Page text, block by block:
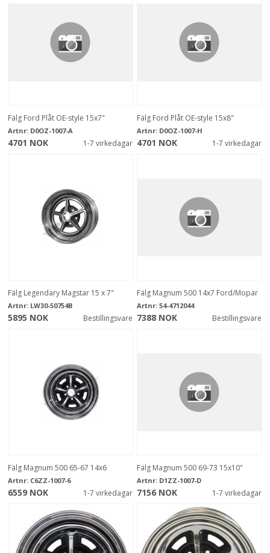
Fälg Ford Plåt OE-style 15x7"
Artnr: D0OZ-1007-A
4701 NOK 1-7 virkedagar
Fälg Ford Plåt OE-style 15x8"
Artnr: D0OZ-1007-H
4701 NOK 1-7 virkedagar
Fälg Legendary Magstar 15 x 7"
Artnr: LW30-50754B
5895 NOK Bestillingsvare
Fälg Magnum 500 14x7 Ford/Mopar
Artnr: 54-4712044
7388 NOK Bestillingsvare
Fälg Magnum 500 65-67 14x6
Artnr: C6ZZ-1007-6
6559 NOK 1-7 virkedagar
Fälg Magnum 500 69-73 15x10"
Artnr: D1ZZ-1007-D
7156 NOK 1-7 virkedagar